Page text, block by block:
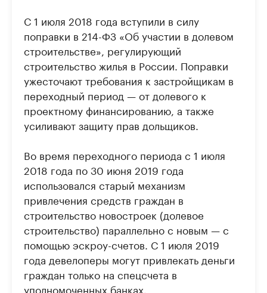
С 1 июля 2018 года вступили в силу
поправки в 214-ФЗ «Об участии в долевом
строительстве», регулирующий
строительство жилья в России. Поправки
ужесточают требования к застройщикам в
переходный период — от долевого к
проектному финансированию, а также
усиливают защиту прав дольщиков.
Во время переходного периода с 1 июля
2018 года по 30 июня 2019 года
использовался старый механизм
привлечения средств граждан в
строительство новостроек (долевое
строительство) параллельно с новым — с
помощью эскроу-счетов. С 1 июля 2019
года девелоперы могут привлекать деньги
граждан только на спецсчета в
уполномоченных банках.